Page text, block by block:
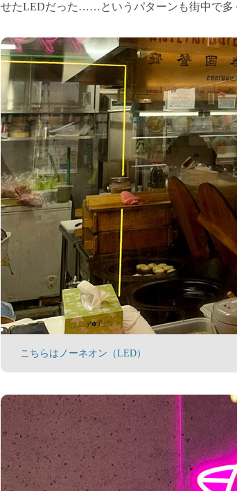
せたLEDだった……というパターンも街中で多
こちらはノーネオン（LED）